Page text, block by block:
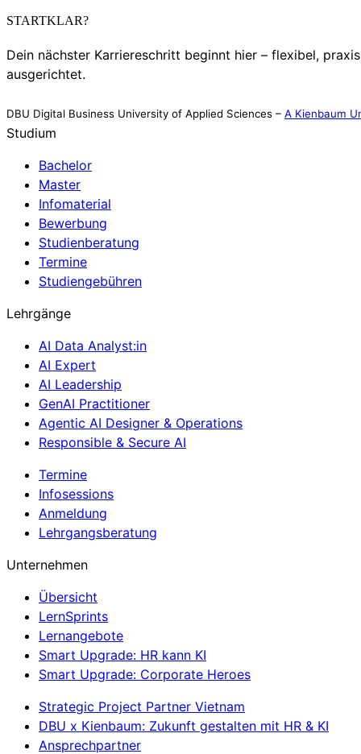
STARTKLAR?
Dein nächster Karriereschritt beginnt hier – flexibel,
ausgerichtet.
DBU Digital Business University of Applied Sciences – A Kienbaum
Studium
Bachelor
Master
Infomaterial
Bewerbung
Studienberatung
Termine
Studiengebühren
Lehrgänge
AI Data Analyst:in
AI Expert
AI Leadership
GenAI Practitioner
Agentic AI Designer & Operations
Responsible & Secure AI
Termine
Infosessions
Anmeldung
Lehrgangsberatung
Unternehmen
Übersicht
LernSprints
Lernangebote
Smart Upgrade: HR kann KI
Smart Upgrade: Corporate Heroes
Strategic Project Partner Vietnam
DBU x Kienbaum: Zukunft gestalten mit HR & KI
Ansprechpartner